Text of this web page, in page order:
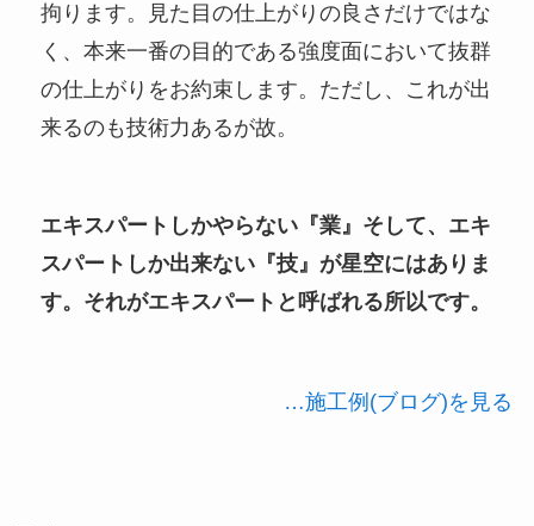
拘ります。見た目の仕上がりの良さだけではな
く、本来一番の目的である強度面において抜群
の仕上がりをお約束します。ただし、これが出
来るのも技術力あるが故。
エキスパートしかやらない『業』そして、エキ
スパートしか出来ない『技』が星空にはありま
す。それがエキスパートと呼ばれる所以です。
…施工例(ブログ)を見る